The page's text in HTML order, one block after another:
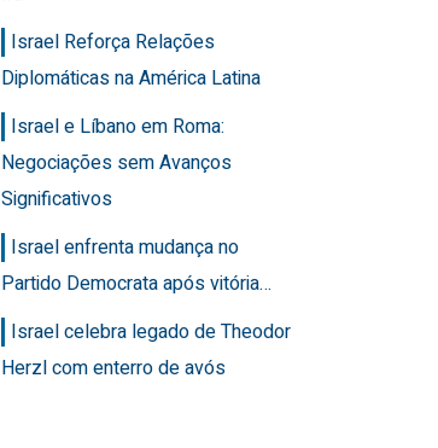
Israel Reforça Relações
Diplomáticas na América Latina
Israel e Líbano em Roma:
Negociações sem Avanços
Significativos
Israel enfrenta mudança no
Partido Democrata após vitória…
Israel celebra legado de Theodor
Herzl com enterro de avós